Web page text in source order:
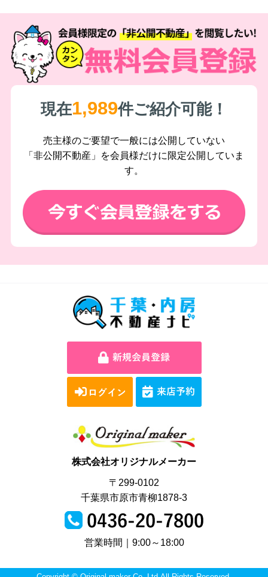
現在1,989件ご紹介可能！
売主様のご要望で一般には公開していない
「非公開不動産」を会員様だけに限定公開していま
す。
株式会社オリジナルメーカー
〒299-0102
千葉県市原市青柳1878-3
営業時間｜9:00～18:00